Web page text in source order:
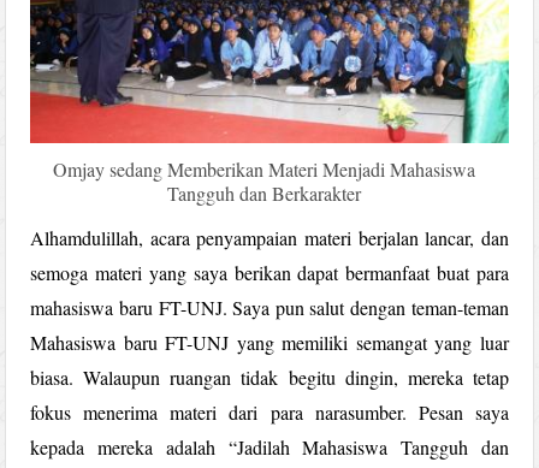
Omjay sedang Memberikan Materi Menjadi Mahasiswa
Tangguh dan Berkarakter
Alhamdulillah, acara penyampaian materi berjalan lancar, dan
semoga materi yang saya berikan dapat bermanfaat buat para
mahasiswa baru FT-UNJ. Saya pun salut dengan teman-teman
Mahasiswa baru FT-UNJ yang memiliki semangat yang luar
biasa. Walaupun ruangan tidak begitu dingin, mereka tetap
fokus menerima materi dari para narasumber. Pesan saya
kepada mereka adalah “Jadilah Mahasiswa Tangguh dan